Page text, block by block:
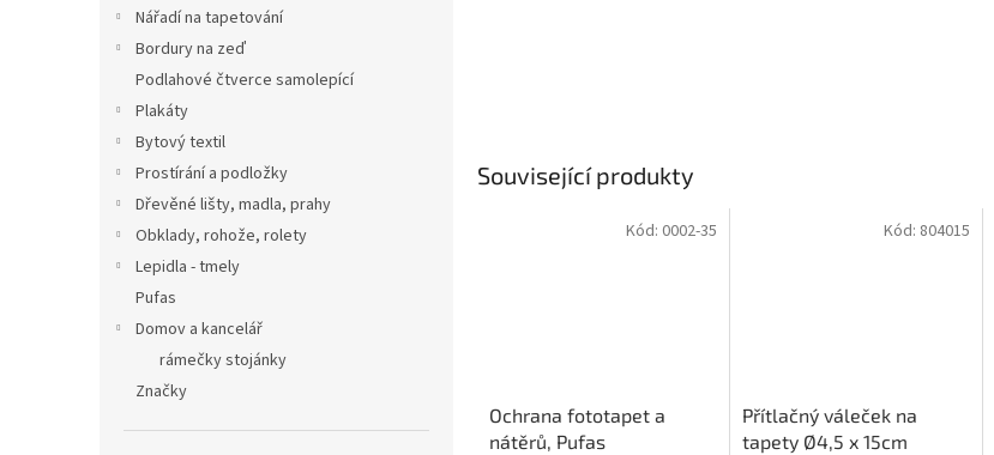
Nářadí na tapetování
Bordury na zeď
Podlahové čtverce samolepící
Plakáty
Bytový textil
Prostírání a podložky
Dřevěné lišty, madla, prahy
Obklady, rohože, rolety
Lepidla - tmely
Pufas
Domov a kancelář
rámečky stojánky
Značky
Související produkty
Ochrana fototapet a
nátěrů, Pufas
Kód: 0002-35
Přítlačný váleček na
tapety Ø4,5 x 15cm
Kód: 804015